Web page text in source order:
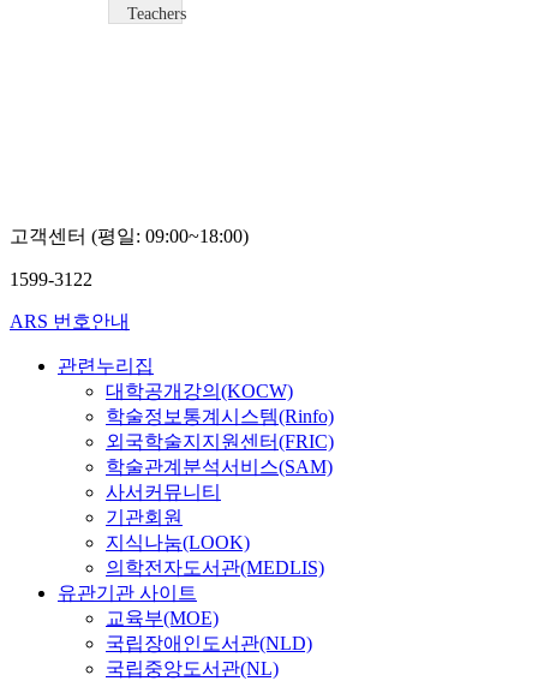
Teachers
고객센터 (평일: 09:00~18:00)
1599-3122
ARS 번호안내
관련누리집
대학공개강의(KOCW)
학술정보통계시스템(Rinfo)
외국학술지지원센터(FRIC)
학술관계분석서비스(SAM)
사서커뮤니티
기관회원
지식나눔(LOOK)
의학전자도서관(MEDLIS)
유관기관 사이트
교육부(MOE)
국립장애인도서관(NLD)
국립중앙도서관(NL)